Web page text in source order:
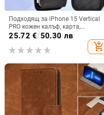
Подходящ за iPhone 15 Vertical
PRO кожен калъф, карта,
оксфордски плат, найлонов плат,
мобилен телефон
25.72 €/50.30 лв
add_shopping_cart